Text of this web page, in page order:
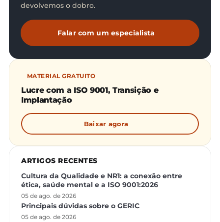
devolvemos o dobro.
Falar com um especialista
MATERIAL GRATUITO
Lucre com a ISO 9001, Transição e
Implantação
Baixar agora
ARTIGOS RECENTES
Cultura da Qualidade e NR1: a conexão entre
ética, saúde mental e a ISO 9001:2026
05 de ago. de 2026
Principais dúvidas sobre o GERIC
05 de ago. de 2026